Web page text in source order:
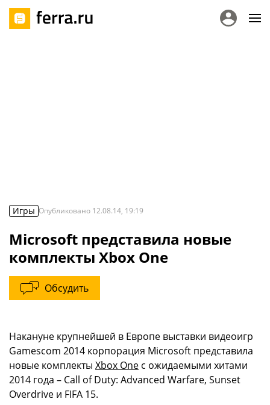
Игры Опубликовано 12.08.14, 19:19
Microsoft представила новые
комплекты Xbox One
Обсудить
Накануне крупнейшей в Европе выставки видеоигр
Gamescom 2014 корпорация Microsoft представила
новые комплекты Xbox One с ожидаемыми хитами
2014 года – Call of Duty: Advanced Warfare, Sunset
Overdrive и FIFA 15.